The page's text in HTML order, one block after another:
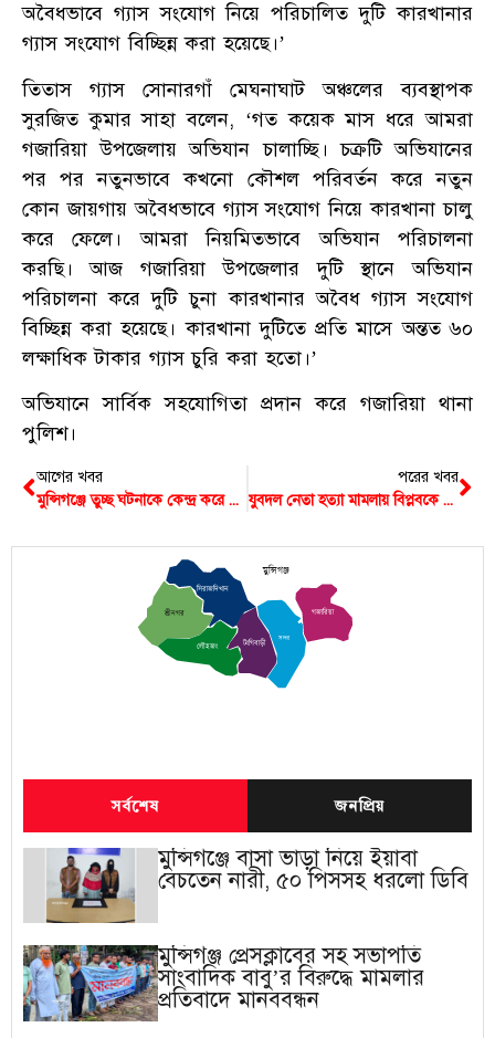
অবৈধভাবে গ্যাস সংযোগ নিয়ে পরিচালিত দুটি কারখানার
গ্যাস সংযোগ বিচ্ছিন্ন করা হয়েছে।’
তিতাস গ্যাস সোনারগাঁ মেঘনাঘাট অঞ্চলের ব্যবস্থাপক
সুরজিত কুমার সাহা বলেন, ‘গত কয়েক মাস ধরে আমরা
গজারিয়া উপজেলায় অভিযান চালাচ্ছি। চক্রটি অভিযানের
পর পর নতুনভাবে কখনো কৌশল পরিবর্তন করে নতুন
কোন জায়গায় অবৈধভাবে গ্যাস সংযোগ নিয়ে কারখানা চালু
করে ফেলে। আমরা নিয়মিতভাবে অভিযান পরিচালনা
করছি। আজ গজারিয়া উপজেলার দুটি স্থানে অভিযান
পরিচালনা করে দুটি চুনা কারখানার অবৈধ গ্যাস সংযোগ
বিচ্ছিন্ন করা হয়েছে। কারখানা দুটিতে প্রতি মাসে অন্তত ৬০
লক্ষাধিক টাকার গ্যাস চুরি করা হতো।’
অভিযানে সার্বিক সহযোগিতা প্রদান করে গজারিয়া থানা
পুলিশ।
আগের খবর
মুন্সিগঞ্জে তুচ্ছ ঘটনাকে কেন্দ্র করে দুই পক্ষের টেটাযুদ্ধে আহত ১০
পরের খবর
যুবদল নেতা হত্যা মামলায় বিপ্লবকে আদালতে প্রেরণ, রাখা হয়েছে কেরাণীগঞ্জ কারাগারে
শ্রীনগর
সিরাজদিখান
টংগিবাড়ী
সদর
গজারিয়া
লৌহজং
মুন্সিগঞ্জ
সর্বশেষ জনপ্রিয়
মুন্সিগঞ্জে বাসা ভাড়া নিয়ে ইয়াবা
বেচতেন নারী, ৫০ পিসসহ ধরলো ডিবি
মুন্সিগঞ্জ প্রেসক্লাবের সহ সভাপতি
সাংবাদিক বাবু’র বিরুদ্ধে মামলার
প্রতিবাদে মানববন্ধন